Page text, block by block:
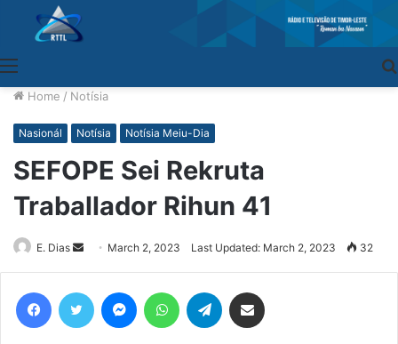
Home / Notísia
Nasionál Notísia Notísia Meiu-Dia
SEFOPE Sei Rekruta
Traballador Rihun 41
E. Dias
Send
an
March 2, 2023 Last Updated: March 2, 2023 32